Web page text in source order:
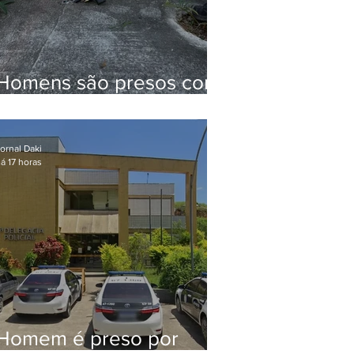
são presos com
Brejal
é preso por
Daki
17 horas